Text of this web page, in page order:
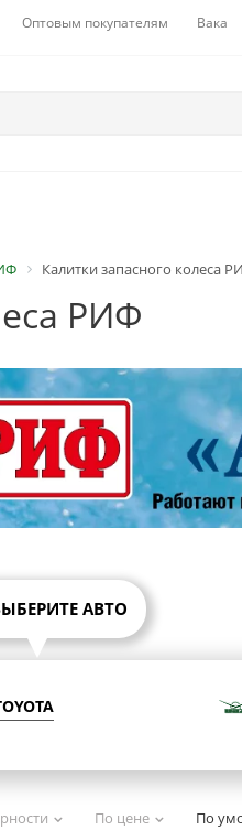
Оптовым покупателям
Калитки запасного колеса
РИФ
АВТО
По цене По